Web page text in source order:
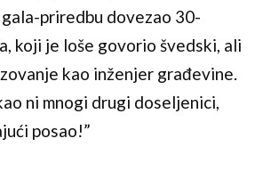
priredbu dovezao 30-
koji je loše govorio švedski, ali
kao inženjer građevine.
ni mnogi drugi doseljenici,
posao!”